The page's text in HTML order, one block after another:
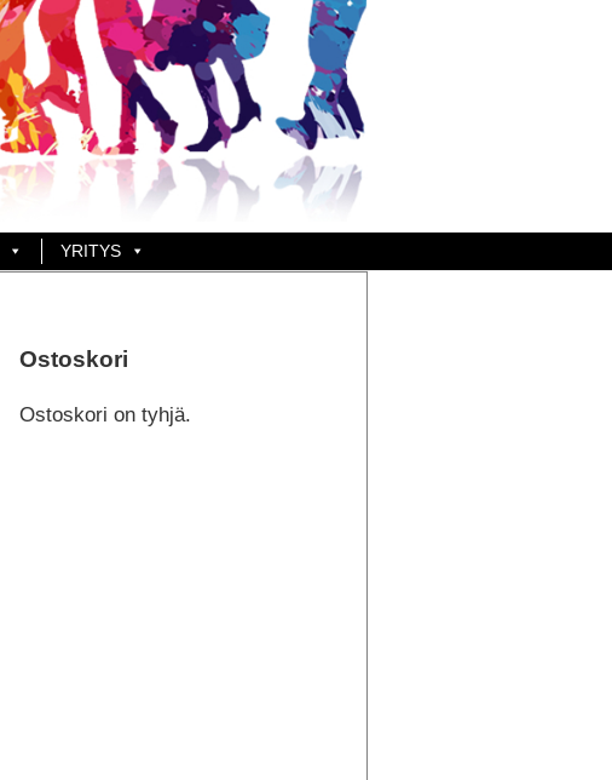
YRITYS
Ostoskori
Ostoskori on tyhjä.